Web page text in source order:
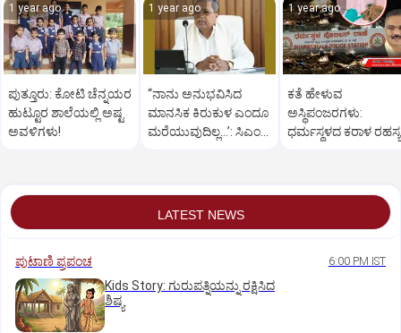
1 year ago
ಪುತ್ತೂರು: ಕೋಟಿ ಚೆನ್ನಯರ
ಹುಟ್ಟೂರ ಶಾಲೆಯಲ್ಲಿ ಅಷ್ಟ
ಅವಳಿಗಳು!
1 year ago
“ನಾನು ಅನುಭವಿಸಿದ
ಮಾನಸಿಕ ಕಿರುಕುಳ ಎಂದೂ
ಮರೆಯುವುದಿಲ್ಲ…’: ಸಿಎಂ
1 year ago
ಕತೆ ಹೇಳುವ
ಅಸ್ಥಿಪಂಜರಗಳು:
ಧರ್ಮಸ್ಥಳದ‌ ಕರಾಳ ರಹಸ್ಯ
LATEST NEWS
ಪುಟಾಣಿ ಪ್ರಪಂಚ 6:00 PM IST
Kids Story: ಗುರುಪತ್ನಿಯನ್ನು ರಕ್ಷಿಸಿದ
ಶಿಷ್ಯ